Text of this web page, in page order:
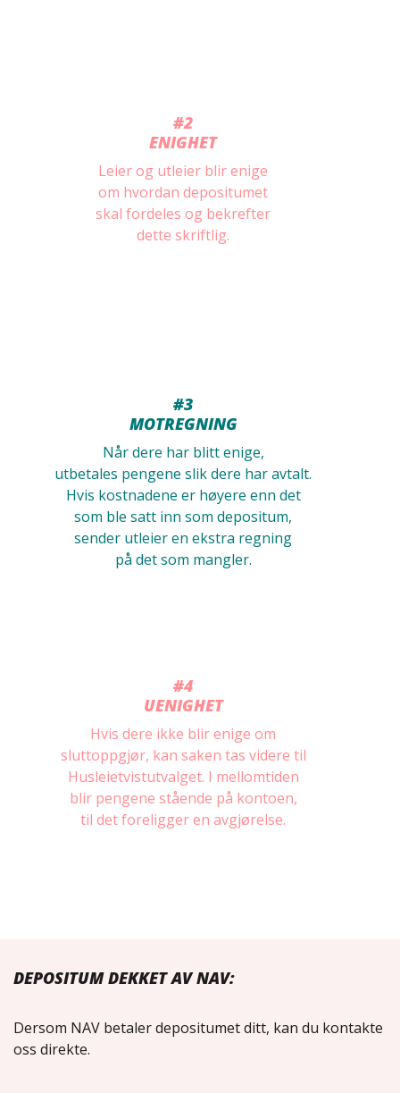
#2
ENIGHET
Leier og utleier blir enige
om hvordan depositumet
skalfordeles og bekrefter
dette skriftlig.
#3
MOTREGNING
Når dere har blitt enige,
utbetales pengene slik dere har avtalt.
Hvis kostnadene er høyere enn det
som ble satt inn som depositum,
sender utleier en ekstra regning
på det som mangler.
#4
UENIGHET
Hvis dere ikke blir enige om
sluttoppgjør, kan saken tas videre til
Husleietvistutvalget. I mellomtiden
blir pengene stående på kontoen,
til det foreligger en avgjørelse.
DEPOSITUM DEKKET AV NAV:
Dersom NAV betaler depositumet ditt, kan du kontakte
oss direkte.